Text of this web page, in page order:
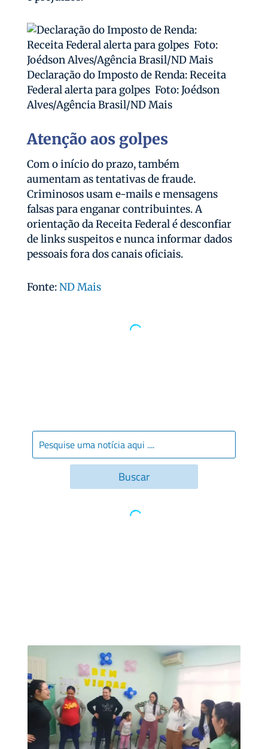
Declaração do Imposto de Renda: Receita
Federal alerta para golpes Foto: Joédson
Alves/Agência Brasil/ND Mais
Atenção aos golpes
Com o início do prazo, também
aumentam as tentativas de fraude.
Criminosos usam e-mails e mensagens
falsas para enganar contribuintes. A
orientação da Receita Federal é desconfiar
de links suspeitos e nunca informar dados
pessoais fora dos canais oficiais.
Fonte:ND Mais